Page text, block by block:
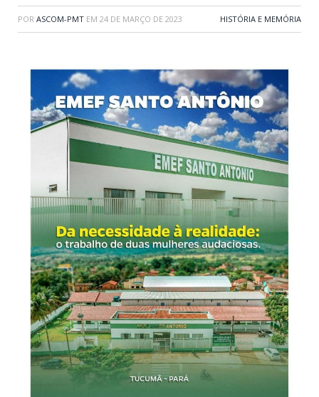
POR ASCOM-PMT EM 24 DE MARÇO DE 2023 HISTÓRIA E MEMÓRIA